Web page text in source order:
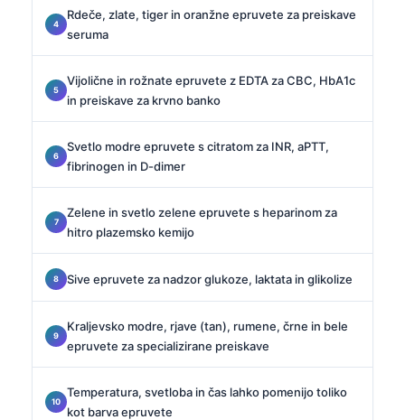
Rdeče, zlate, tiger in oranžne epruvete za preiskave
seruma
Vijolične in rožnate epruvete z EDTA za CBC, HbA1c
in preiskave za krvno banko
Svetlo modre epruvete s citratom za INR, aPTT,
fibrinogen in D-dimer
Zelene in svetlo zelene epruvete s heparinom za
hitro plazemsko kemijo
Sive epruvete za nadzor glukoze, laktata in glikolize
Kraljevsko modre, rjave (tan), rumene, črne in bele
epruvete za specializirane preiskave
Temperatura, svetloba in čas lahko pomenijo toliko
kot barva epruvete